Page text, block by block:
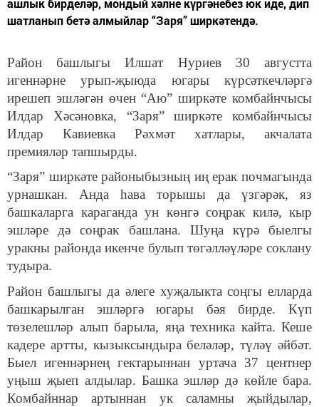
шатланып бетә алмыйлар “Заря” ширкәтендә.
Район башлыгы Илшат Нуриев 30 августта
игеннәрне урып-җыюда югары күрсәткечләргә
ирешеп эшләгән өчен “Аю” ширкәте комбайнчысы
Илдар Хәсәновка, “Заря” ширкәте комбайнчысы
Илдар Кавиевка Рәхмәт хатлары, акчалата
премияләр тапшырды.
“Заря” ширкәте районыбызның иң ерак почмагында
урнашкан. Анда һава торышы да үзгәрәк, яз
башкаларга караганда ун көнгә соңрак килә, кыр
эшләре дә соңрак башлана. Шуңа күрә быелгы
уракны районда икенче булып төгәлләүләре соклану
тудыра.
Район башлыгы да әлеге хуҗалыкта соңгы елларда
башкарылган эшләргә югары бәя бирде. Күп
төзелешләр алып барыла, яңа техника кайта. Кеше
кадере артты, кызыксындыра беләләр, түләү әйбәт.
Быел игеннәрнең гектарыннан уртача 37 центнер
уңыш җыеп алдылар. Башка эшләр дә көйле бара.
Комбайннар артыннан ук саламны җыйдылар,